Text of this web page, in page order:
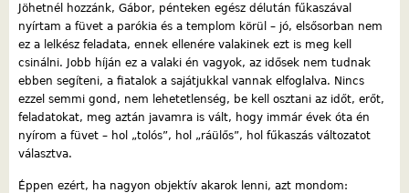
Jöhetnél hozzánk, Gábor, pénteken egész délután fűkaszával
nyírtam a füvet a parókia és a templom körül – jó, elsősorban nem
ez a lelkész feladata, ennek ellenére valakinek ezt is meg kell
csinálni. Jobb híján ez a valaki én vagyok, az idősek nem tudnak
ebben segíteni, a fiatalok a sajátjukkal vannak elfoglalva. Nincs
ezzel semmi gond, nem lehetetlenség, be kell osztani az időt, erőt,
feladatokat, meg aztán javamra is vált, hogy immár évek óta én
nyírom a füvet – hol „tolós”, hol „ráülős”, hol fűkaszás változatot
választva.
Éppen ezért, ha nagyon objektív akarok lenni, azt mondom: